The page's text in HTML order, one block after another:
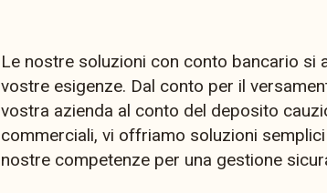
Le nostre soluzioni con conto bancario si
vostre esigenze. Dal conto per il
vostra azienda al conto del deposito
commerciali, vi offriamo soluzioni
nostre competenze per una gestione